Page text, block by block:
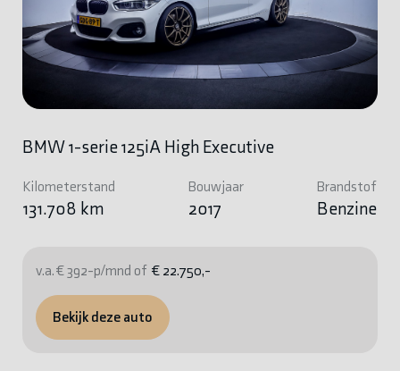
BMW 1-serie 125iA High Executive
Kilometerstand
131.708 km
Bouwjaar
2017
Brandstof
Benzine
v.a. € 392-p/mnd of € 22.750,-
Bekijk deze auto